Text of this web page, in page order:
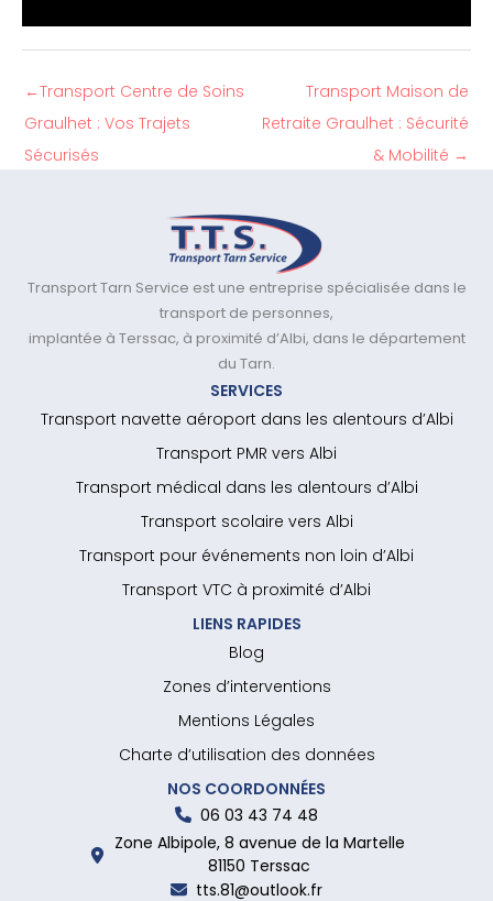
←Transport Centre de Soins
Graulhet : Vos Trajets
Sécurisés
Transport Maison de
Retraite Graulhet : Sécurité
& Mobilité →
Transport Tarn Service est une entreprise spécialisée dans le
transport de personnes,
implantée à Terssac, à proximité d’Albi, dans le département
du Tarn.
SERVICES
Transport navette aéroport dans les alentours d’Albi
Transport PMR vers Albi
Transport médical dans les alentours d’Albi
Transport scolaire vers Albi
Transport pour événements non loin d’Albi
Transport VTC à proximité d’Albi
LIENS RAPIDES
Blog
Zones d’interventions
Mentions Légales
Charte d’utilisation des données
NOS COORDONNÉES
06 03 43 74 48
Zone Albipole, 8 avenue de la Martelle
81150 Terssac
tts.81@outlook.fr